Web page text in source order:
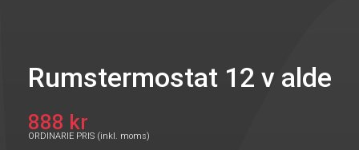
Rumstermostat 12 v alde
888 kr
ORDINARIE PRIS (inkl. moms)